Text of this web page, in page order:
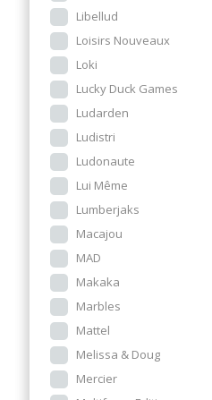
Libellud
Loisirs Nouveaux
Loki
Lucky Duck Games
Ludarden
Ludistri
Ludonaute
Lui Même
Lumberjaks
Macajou
MAD
Makaka
Marbles
Mattel
Melissa & Doug
Mercier